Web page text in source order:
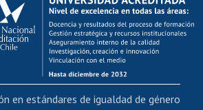
Postulación al AUCAI
Funcionarias/os
internos de capacitación
Bienestar del personal
de movilidad interna
en estándares de igualdad de género